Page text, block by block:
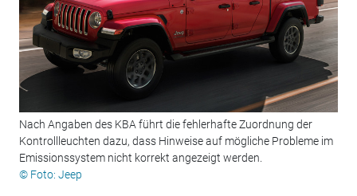
Nach Angaben des KBA führt die fehlerhafte Zuordnung der
Kontrollleuchten dazu, dass Hinweise auf mögliche Probleme im
Emissionssystem nicht korrekt angezeigt werden.
© Foto: Jeep